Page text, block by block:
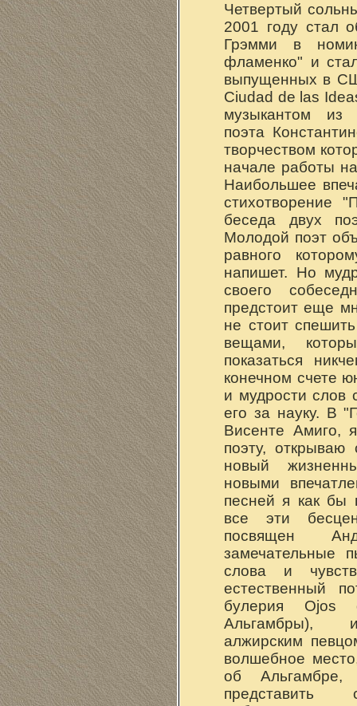
Четвертый
2001 году стал
Грэмми в
фламенко" и
выпущенных в
Ciudad de las
музыкантом из
поэта
творчеством
начале работы
Наибольшее
стихотворение
беседа двух
Молодой поэт
равного
напишет. Но
своего
предстоит еще
не стоит
вещами,
показаться
конечном счете
и мудрости слов
его за науку. В
Висенте Амиго,
поэту,
новый
новыми
песней я как бы
все эти
посвящен
замечательные
слова и
естественный
булерия Ojos
Альгамбры),
алжирским
волшебное
об